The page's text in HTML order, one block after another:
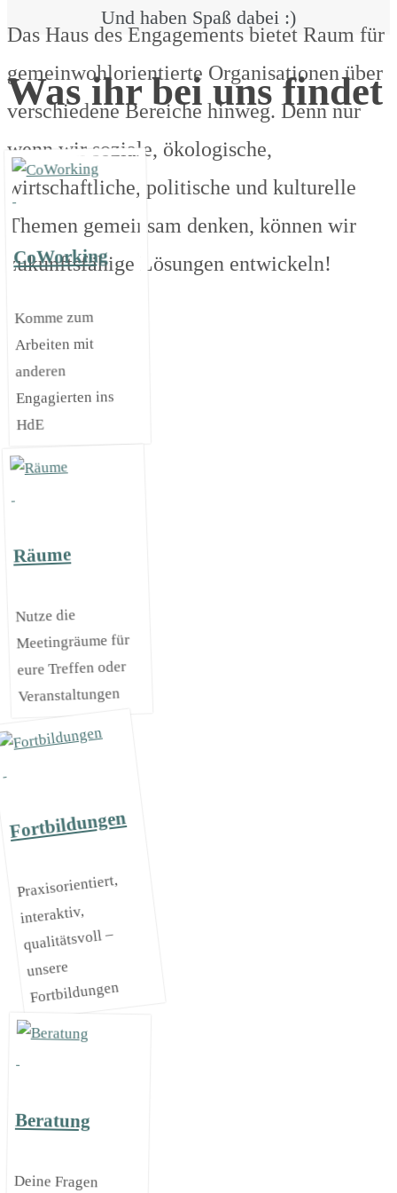
Das Haus des Engagements bietet Raum für
gemeinwohlorientierte Organisationen über
verschiedene Bereiche hinweg. Denn nur
wenn wir soziale, ökologische,
wirtschaftliche, politische und kulturelle
Themen gemeinsam denken, können wir
zukunftsfähige Lösungen entwickeln!
Und haben Spaß dabei :)
Was ihr bei uns findet
CoWorking
Komme zum
Arbeiten mit
anderen
Engagierten ins
HdE
Räume
Nutze die
Meetingräume für
eure Treffen oder
Veranstaltungen
Fortbildungen
Praxisorientiert,
interaktiv,
qualitätsvoll –
unsere
Fortbildungen
Beratung
Deine Fragen